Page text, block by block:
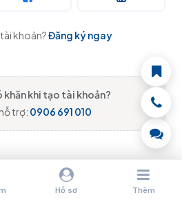
khoản?Đăng ký ngay
khăn khi tạo tài khoản?
trợ: 0906 691 010
Hồ sơ Thêm